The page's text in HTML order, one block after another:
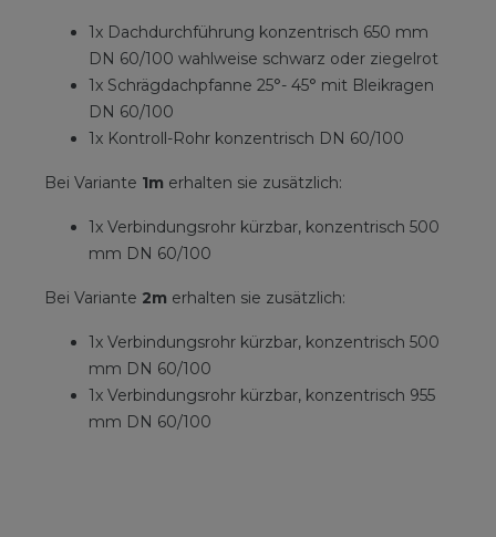
1x Dachdurchführung konzentrisch 650 mm
DN 60/100 wahlweise schwarz oder ziegelrot
1x Schrägdachpfanne 25°- 45° mit Bleikragen
DN 60/100
1x Kontroll-Rohr konzentrisch DN 60/100
Bei Variante 1m erhalten sie zusätzlich:
1x Verbindungsrohr kürzbar, konzentrisch 500
mm DN 60/100
Bei Variante 2m erhalten sie zusätzlich:
1x Verbindungsrohr kürzbar, konzentrisch 500
mm DN 60/100
1x Verbindungsrohr kürzbar, konzentrisch 955
mm DN 60/100